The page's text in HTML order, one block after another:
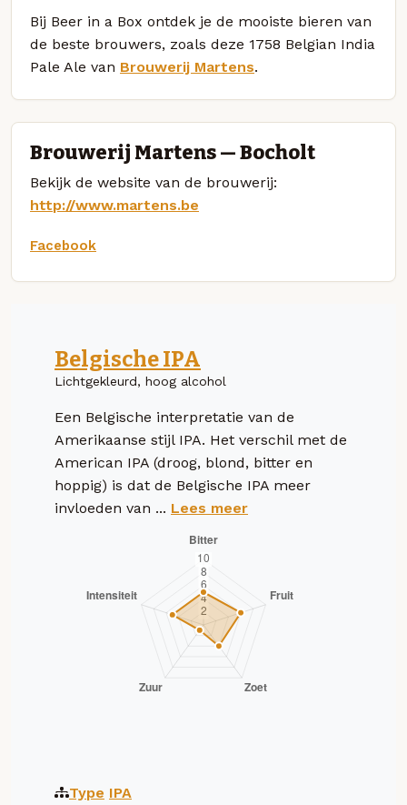
Bij Beer in a Box ontdek je de mooiste bieren van
de beste brouwers, zoals deze 1758 Belgian India
Pale Ale van Brouwerij Martens.
Brouwerij Martens — Bocholt
Bekijk de website van de brouwerij:
http://www.martens.be
Facebook
Belgische IPA
Lichtgekleurd, hoog alcohol
Een Belgische interpretatie van de
Amerikaanse stijl IPA. Het verschil met de
American IPA (droog, blond, bitter en
hoppig) is dat de Belgische IPA meer
invloeden van ... Lees meer
Type IPA